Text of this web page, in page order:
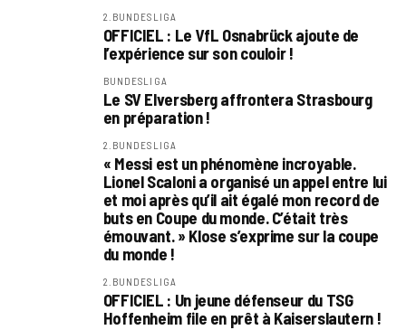
2.BUNDESLIGA
OFFICIEL : Le VfL Osnabrück ajoute de
l’expérience sur son couloir !
BUNDESLIGA
Le SV Elversberg affrontera Strasbourg
en préparation !
2.BUNDESLIGA
« Messi est un phénomène incroyable.
Lionel Scaloni a organisé un appel entre lui
et moi après qu’il ait égalé mon record de
buts en Coupe du monde. C’était très
émouvant. » Klose s’exprime sur la coupe
du monde !
2.BUNDESLIGA
OFFICIEL : Un jeune défenseur du TSG
Hoffenheim file en prêt à Kaiserslautern !